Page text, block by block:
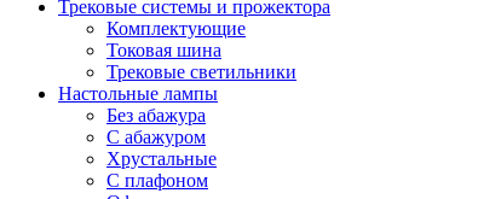
Трековые системы и прожектора
Комплектующие
Токовая шина
Трековые светильники
Настольные лампы
Без абажура
С абажуром
Хрустальные
С плафоном